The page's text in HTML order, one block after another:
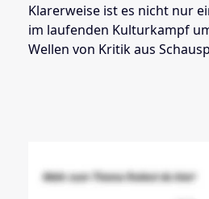
Klarerweise ist es nicht nur
im laufenden Kulturkampf
Wellen von Kritik aus